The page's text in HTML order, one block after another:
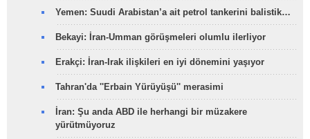
Yemen: Suudi Arabistan’a ait petrol tankerini balistik…
Bekayi: İran-Umman görüşmeleri olumlu ilerliyor
Erakçi: İran-Irak ilişkileri en iyi dönemini yaşıyor
Tahran'da ''Erbain Yürüyüşü'' merasimi
İran: Şu anda ABD ile herhangi bir müzakere
yürütmüyoruz